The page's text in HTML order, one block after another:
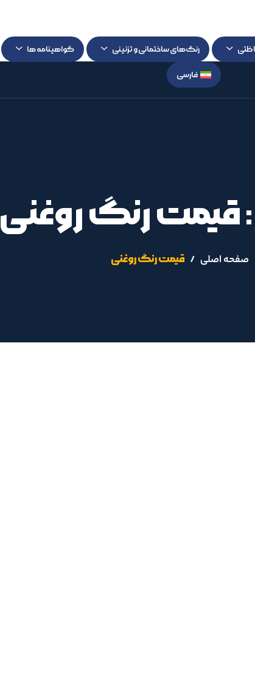
رنگ‌های ساختمانی و تزئینی گواهینامه ها
فارسی
رنگ روغنی
صفحه اصلی قیمت رنگ روغنی